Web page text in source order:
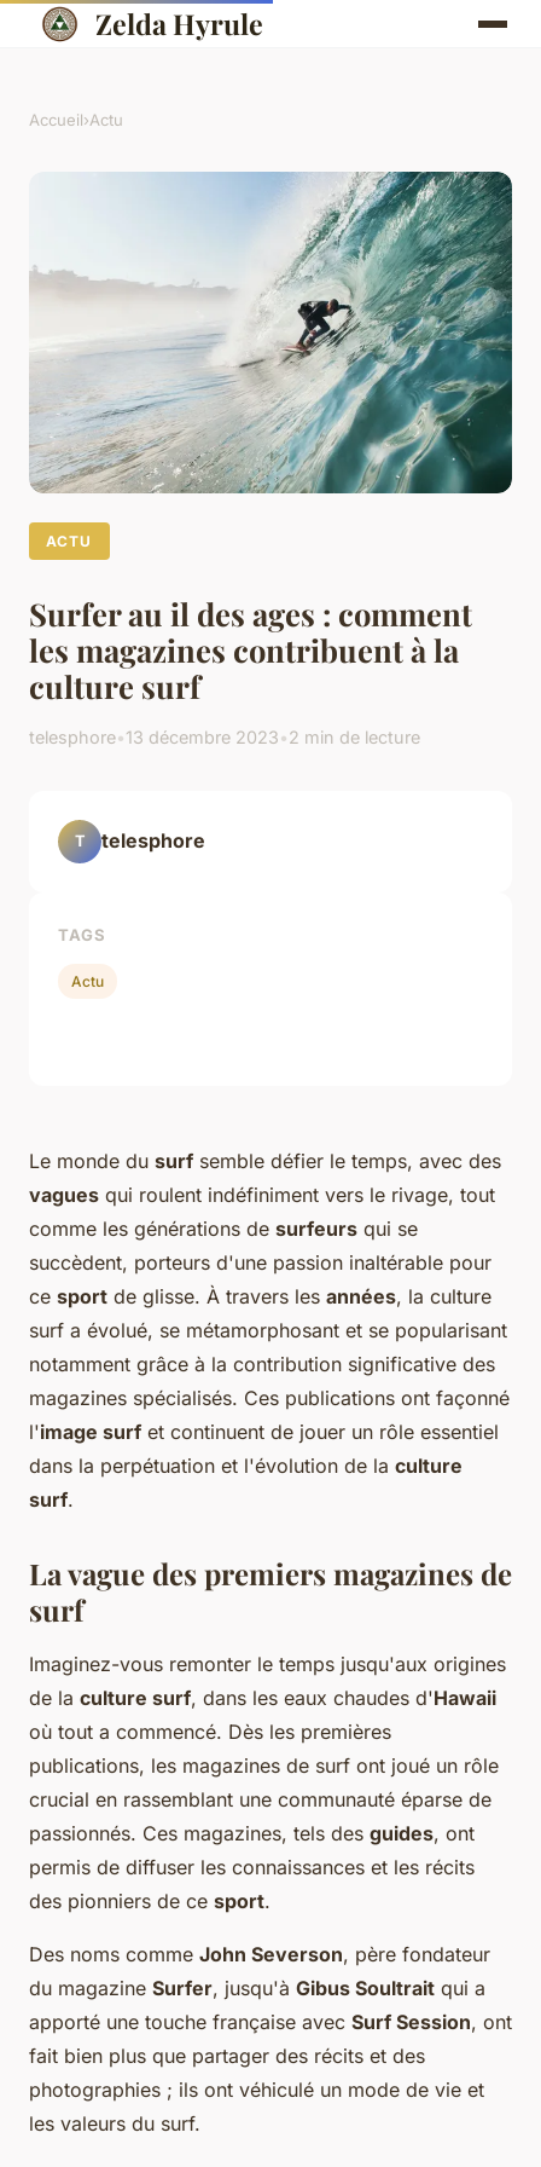
Zelda Hyrule
Accueil›Actu
ACTU
Surfer au il des ages : comment
les magazines contribuent à la
culture surf
telesphore•13 décembre 2023•2 min de lecture
Le monde du surf semble défier le temps, avec des
vagues qui roulent indéfiniment vers le rivage, tout
comme les générations de surfeurs qui se
succèdent, porteurs d'une passion inaltérable pour
ce sport de glisse. À travers les années, la culture
surf a évolué, se métamorphosant et se popularisant
notamment grâce à la contribution significative des
magazines spécialisés. Ces publications ont façonné
l'image surf et continuent de jouer un rôle essentiel
dans la perpétuation et l'évolution de la culture
surf.
La vague des premiers magazines de
surf
Imaginez-vous remonter le temps jusqu'aux origines
de la culture surf, dans les eaux chaudes d'Hawaii
où tout a commencé. Dès les premières
publications, les magazines de surf ont joué un rôle
crucial en rassemblant une communauté éparse de
passionnés. Ces magazines, tels des guides, ont
permis de diffuser les connaissances et les récits
des pionniers de ce sport.
Des noms comme John Severson, père fondateur
du magazine Surfer, jusqu'à Gibus Soultrait qui a
apporté une touche française avec Surf Session, ont
fait bien plus que partager des récits et des
photographies ; ils ont véhiculé un mode de vie et
les valeurs du surf.
T telesphore
TAGS
Actu